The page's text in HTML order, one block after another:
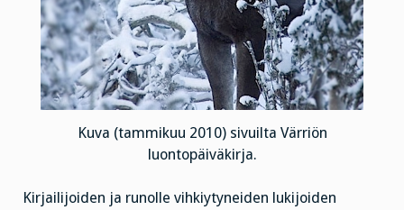
Kuva (tammikuu 2010) sivuilta Värriön
luontopäiväkirja.
Kirjailijoiden ja runolle vihkiytyneiden lukijoiden